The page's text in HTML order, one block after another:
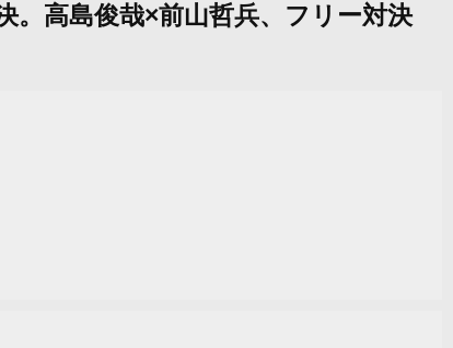
高島俊哉×前山哲兵、フリー対決